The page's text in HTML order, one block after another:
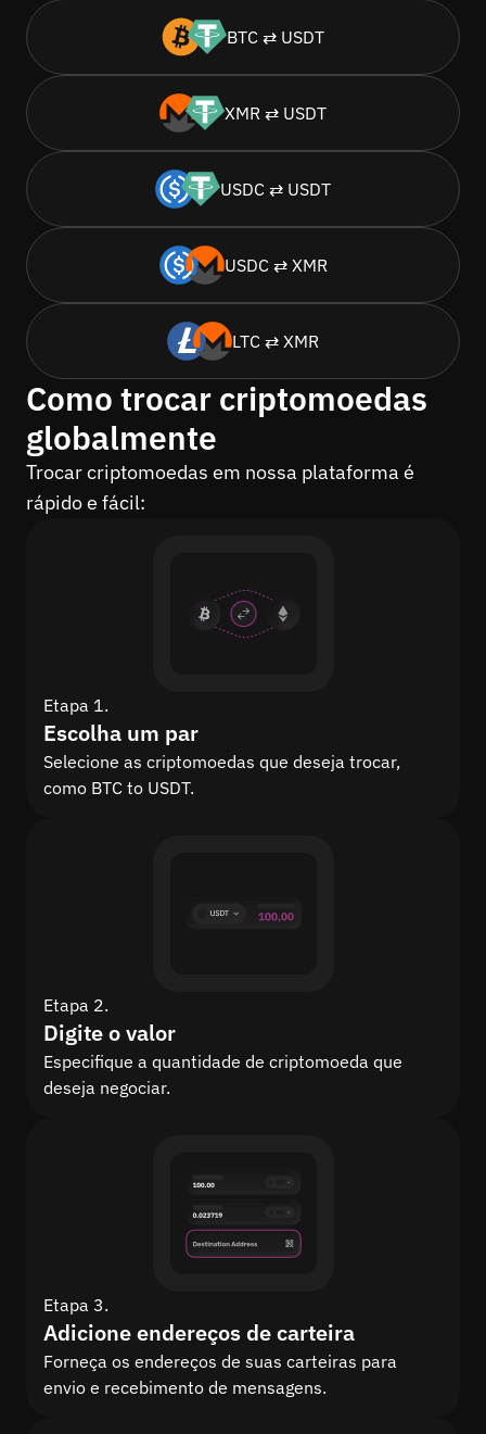
BTC ⇄ USDT
XMR ⇄ USDT
USDC ⇄ USDT
USDC ⇄ XMR
LTC ⇄ XMR
Como trocar criptomoedas
globalmente
Trocar criptomoedas em nossa plataforma é
rápido e fácil:
Etapa 1.
Escolha um par
Selecione as criptomoedas que deseja trocar,
como BTC to USDT.
Etapa 2.
Digite o valor
Especifique a quantidade de criptomoeda que
deseja negociar.
Etapa 3.
Adicione endereços de carteira
Forneça os endereços de suas carteiras para
envio e recebimento de mensagens.